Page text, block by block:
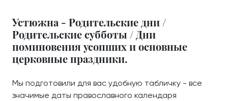
Устюжна - Родительские дни /
Родительские субботы / Дни
поминовения усопших и основные
церковные праздники.
Мы подготовили для вас удобную табличку - все
значимые даты православного календаря